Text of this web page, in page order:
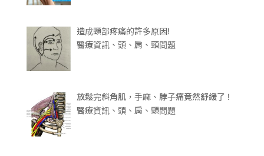
造成頸部疼痛的許多原因!
醫療資訊、頭、肩、頸問題
放鬆完斜角肌，手麻、脖子痛竟然舒緩了 !
醫療資訊、頭、肩、頸問題